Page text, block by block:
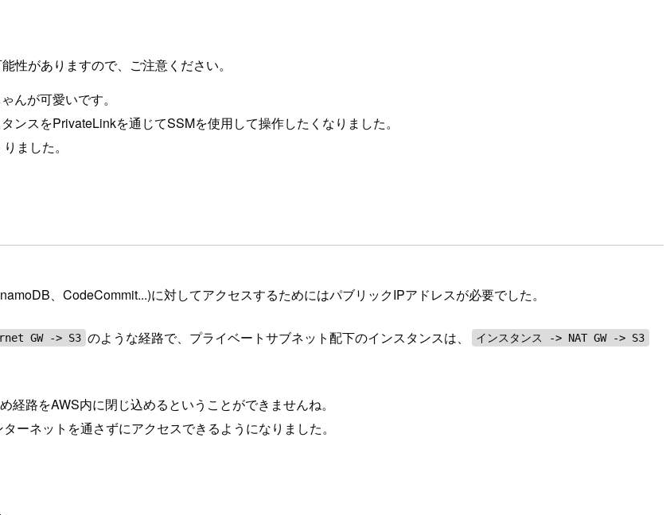
性がありますので、ご注意ください。
んが可愛いです。
ンスをPrivateLinkを通じてSSMを使用して操作したくなりました。
ました。
、CodeCommit...)に対してアクセスするためにはパブリックIPアドレスが必要でした。
GW -> S3 のような経路で、プライベートサブネット配下のインスタンスは、 インスタンス -> NAT GW -> S3
路をAWS内に閉じ込めるということができませんね。
ーネットを通さずにアクセスできるようになりました。